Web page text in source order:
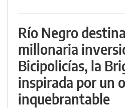
Río Negro
millonaria
Bicipolicías, la
inspirada por un
inquebrantable